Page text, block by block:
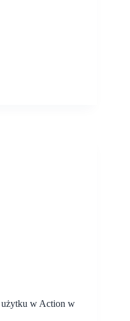
użytku w Action w